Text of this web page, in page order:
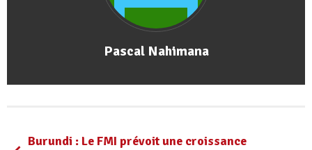
Pascal Nahimana
Burundi : Le FMI prévoit une croissance